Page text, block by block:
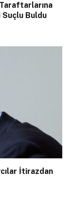
Suçlu Buldu
İtirazdan